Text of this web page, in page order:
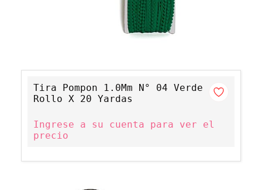
Tira Pompon 1.0Mm N° 04 Verde
Rollo X 20 Yardas
Ingrese a su cuenta para ver el
precio